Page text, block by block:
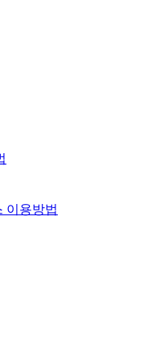
이용방법